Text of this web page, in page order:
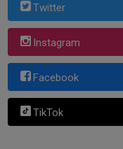
Twitter
Instagram
Facebook
TikTok